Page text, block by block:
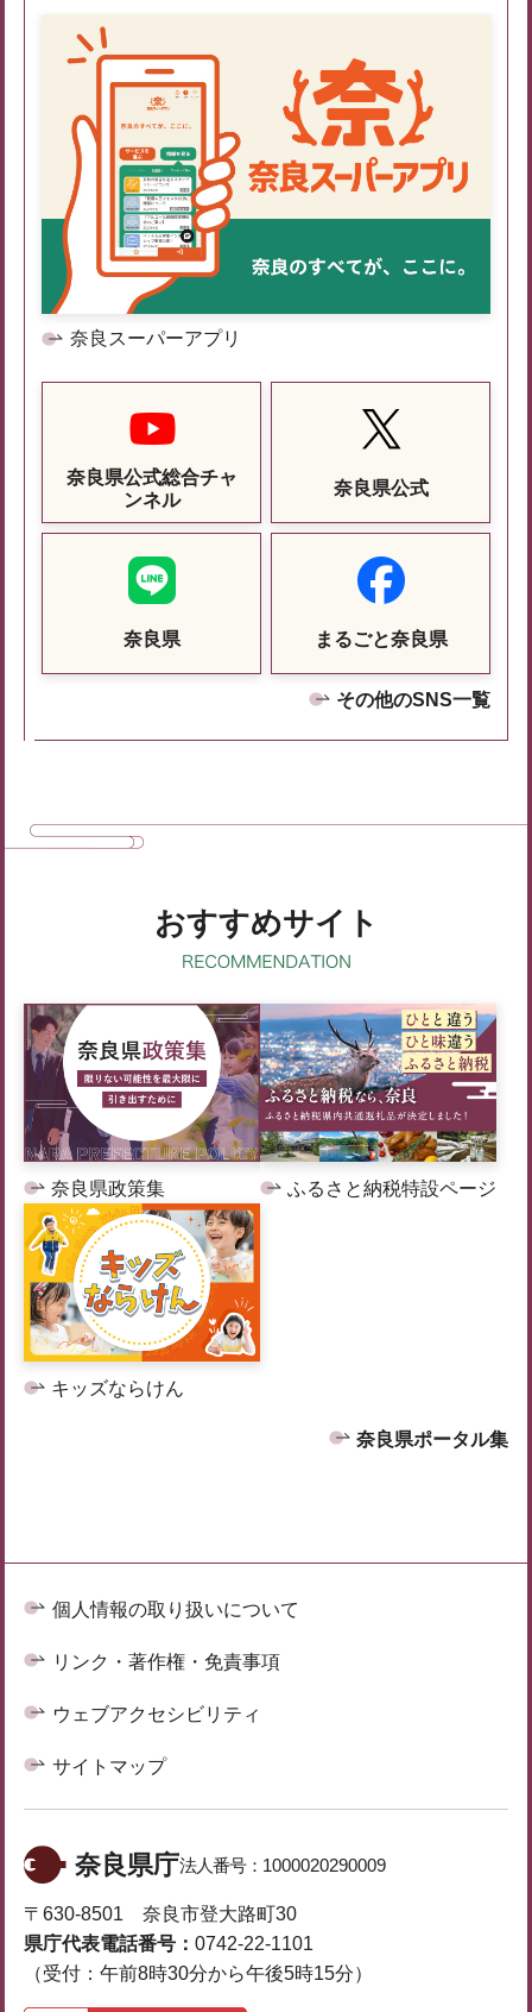
奈良スーパーアプリ
奈良県公式総合チャ
ンネル
奈良県公式
奈良県 まるごと奈良県
その他のSNS一覧
おすすめサイト
奈良県政策集 ふるさと納税特設ページ
キッズならけん
奈良県ポータル集
個人情報の取り扱いについて
リンク・著作権・免責事項
ウェブアクセシビリティ
サイトマップ
奈良県庁法人番号： 1000020290009
〒630-8501 奈良市登大路町30
県庁代表電話番号： 0742-22-1101
（受付：午前8時30分から午後5時15分）